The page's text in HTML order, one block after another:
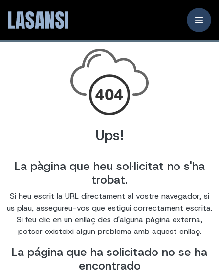
Ups!
La pàgina que heu sol·licitat no s'ha
trobat.
Si heu escrit la URL directament al vostre navegador, si
us plau, assegureu-vos que estigui correctament escrita.
Si feu clic en un enllaç des d'alguna pàgina externa,
potser existeixi algun problema amb aquest enllaç.
La página que ha solicitado no se ha
encontrado